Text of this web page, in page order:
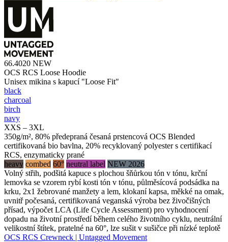
66.4020 NEW
OCS RCS Loose Hoodie
Unisex mikina s kapucí "Loose Fit"
black
charcoal
birch
navy
XXS – 3XL
350g/m², 80% předepraná česaná prstencová OCS Blended
certifikovaná bio bavlna, 20% recyklovaný polyester s certifikací
RCS, enzymaticky prané
heavy combed 60° neutral label NEW 2026
Volný střih, podšitá kapuce s plochou šňůrkou tón v tónu, krční
lemovka se vzorem rybí kosti tón v tónu, půlměsícová podsádka na
krku, 2x1 žebrované manžety a lem, klokaní kapsa, měkké na omak,
uvnitř počesaná, certifikovaná veganská výroba bez živočišných
přísad, výpočet LCA (Life Cycle Assessment) pro vyhodnocení
dopadu na životní prostředí během celého životního cyklu, neutrální
velikostní štítek, pratelné na 60°, lze sušit v sušičce při nízké teplotě
OCS RCS Crewneck | Untagged Movement